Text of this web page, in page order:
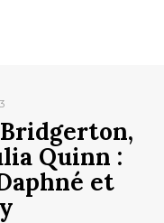
Quinn :
et